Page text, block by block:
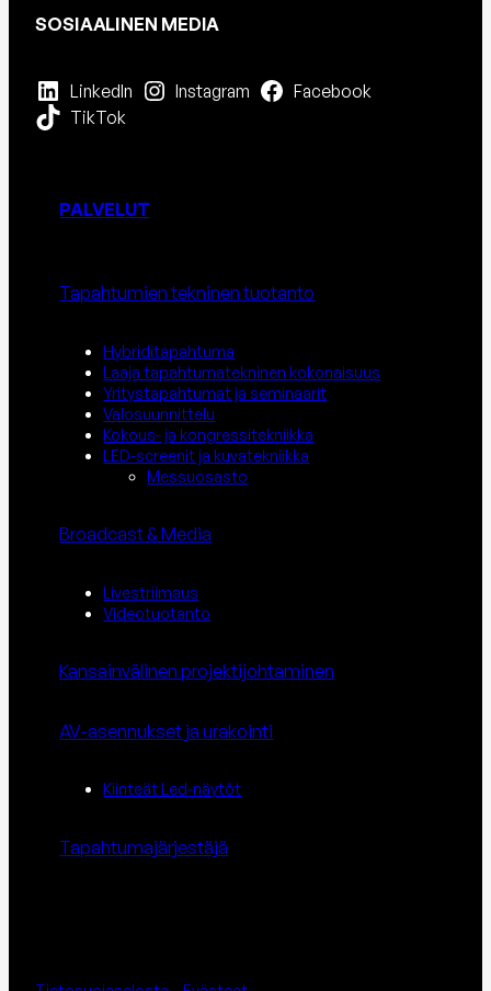
SOSIAALINEN MEDIA
LinkedIn Instagram
Facebook
TikTok
PALVELUT
Tapahtumien tekninen tuotanto
Hybriditapahtuma
Laaja tapahtumatekninen kokonaisuus
Yritystapahtumat ja seminaarit
Valosuunnittelu
Kokous- ja kongressitekniikka
LED-screenit ja kuvatekniikka
Messuosasto
Broadcast & Media
Livestriimaus
Videotuotanto
Kansainvälinen projektijohtaminen
AV-asennukset ja urakointi
Kiinteät Led-näytöt
Tapahtuma­järjestäjä